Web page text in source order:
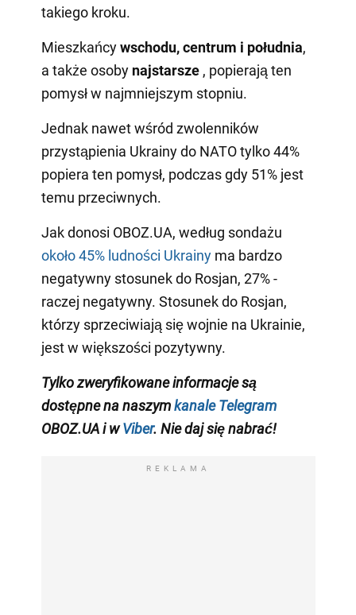
takiego kroku.
Mieszkańcywschodu, centrum i południa,
a także osobynajstarsze , popierają ten
pomysł w najmniejszym stopniu.
Jednak nawet wśród zwolenników
przystąpienia Ukrainy do NATO tylko 44%
popiera ten pomysł, podczas gdy 51% jest
temu przeciwnych.
Jak donosi OBOZ.UA, według sondażu
około 45% ludności Ukrainyma bardzo
negatywny stosunek do Rosjan, 27% -
raczej negatywny. Stosunek do Rosjan,
którzy sprzeciwiają się wojnie na Ukrainie,
jest w większości pozytywny.
Tylko zweryfikowane informacje są
dostępne na naszymkanale Telegram
OBOZ.UA i wViber. Nie daj się nabrać!
REKLAMA